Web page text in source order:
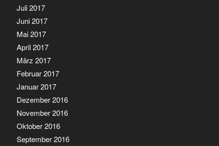
Juli 2017
Juni 2017
Mai 2017
April 2017
März 2017
Februar 2017
Januar 2017
Dezember 2016
November 2016
Oktober 2016
September 2016